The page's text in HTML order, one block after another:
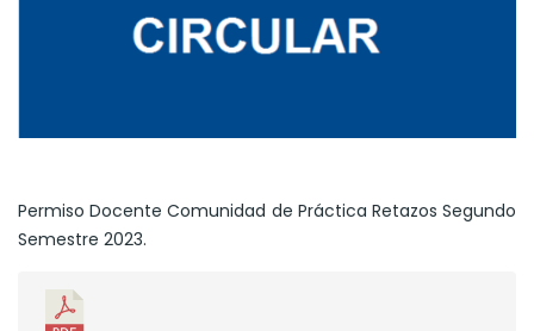
Permiso Docente Comunidad de Práctica Retazos Segundo
Semestre 2023.